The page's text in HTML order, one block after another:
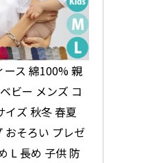
ース 綿100% 親
ビー メンズ コ
イズ 秋冬 春夏
おそろい プレゼ
L 長め 子供 防